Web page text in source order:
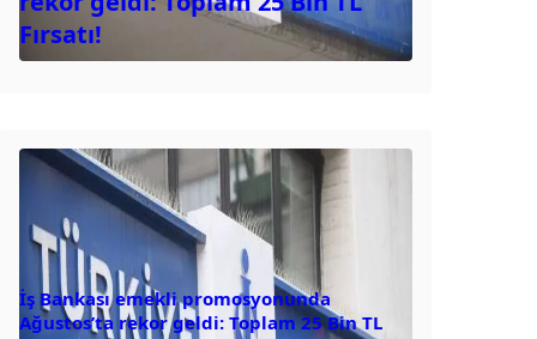
Fırsatı!
İş Bankası emekli promosyonunda
Ağustos’ta rekor geldi: Toplam 25 Bin TL